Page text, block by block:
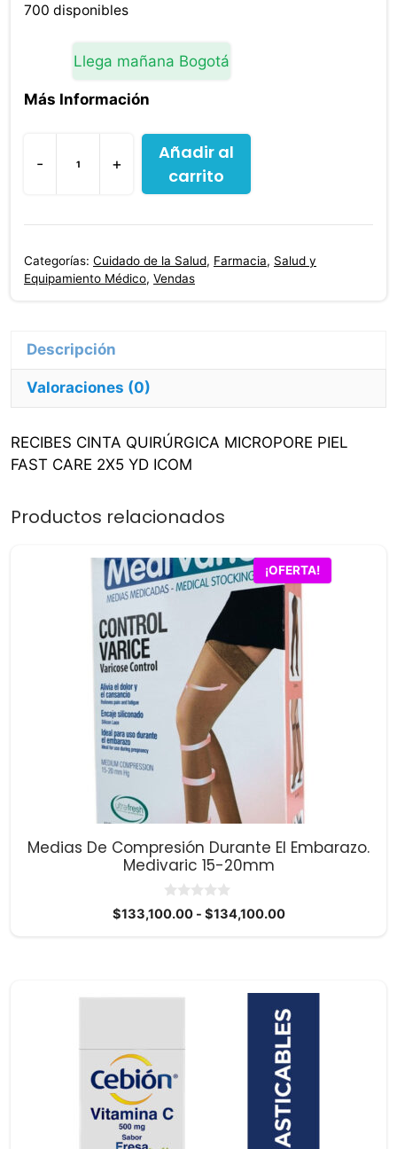
700 disponibles
Llega mañana Bogotá
Más Información
-
Cinta
Quirúrgica
Micropore
Fast
Icom
cantidad
+
Añadir al
carrito
Categorías: Cuidado de la Salud, Farmacia, Salud y
Equipamiento Médico, Vendas
Descripción
Valoraciones (0)
RECIBES CINTA QUIRÚRGICA MICROPORE PIEL
FAST CARE 2X5 YD ICOM
Productos relacionados
¡OFERTA!
Medias De Compresión Durante El Embarazo.
Medivaric 15-20mm
0
d
$133,100.00 - $134,100.00Rango
hasta
$134,100.00